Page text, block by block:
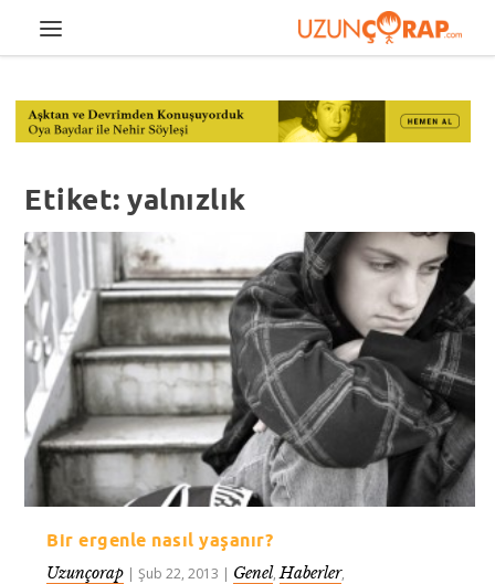
Etiket:yalnızlık
Bir ergenle nasıl yaşanır?
Uzunçorap |Şub 22, 2013 | Genel,Haberler,